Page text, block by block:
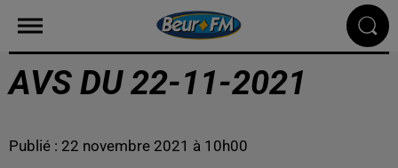
AVS DU 22-11-2021
Publié : 22 novembre 2021 à 10h00